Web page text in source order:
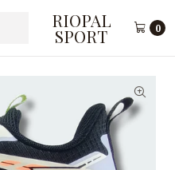
RIOPAL
SPORT 0
VADY N1-14